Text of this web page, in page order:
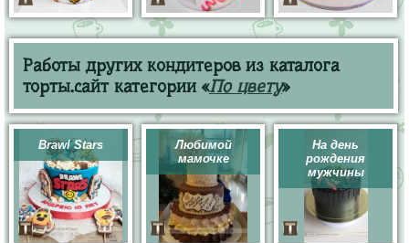
Работы других кондитеров из каталога
торты.сайт категории «По цвету»
Brawl Stars
Любимой
мамочке
На день
рождения
мужчины